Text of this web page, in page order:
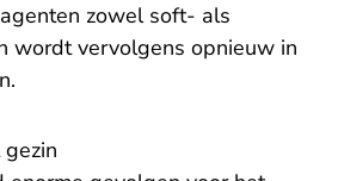
zowel soft- als
wordt vervolgens opnieuw in